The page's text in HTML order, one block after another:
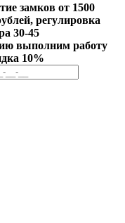
замков от 1500
регулировка
30-45
выполним работу
10%